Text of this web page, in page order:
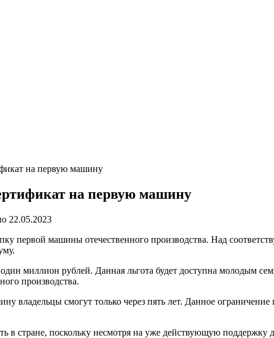
на первую машину
на первую машину
22.05.2023
первой машины отечественного производства. Над
миллион рублей. Данная льгота будет доступна молодым
производства.
владельцы смогут только через пять лет. Данное
в стране, поскольку несмотря на уже действующую